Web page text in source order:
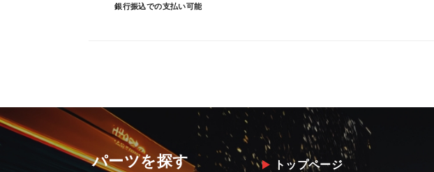
銀行振込での支払い可能
パーツを探す トップページ